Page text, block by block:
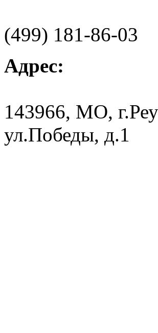
(499) 181-86-03
Адрес:
143966, МО,
ул.Победы, д.1